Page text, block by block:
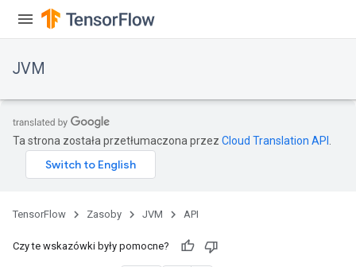
JVM
Ta strona została przetłumaczona przez Cloud Translation API
TensorFlow Zasoby JVM API
Czy te wskazówki były pomocne?